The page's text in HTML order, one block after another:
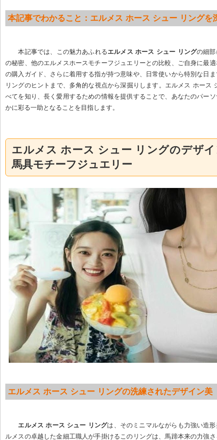
本記事でわかること：エルメス ホース シュー リングを
本記事では、この魅力あふれるエルメス ホース シュー リングの細
の秘密、他のエルメスホースモチーフジュエリーとの比較、ご自身に最
の購入ガイド、さらに着用する指が持つ意味や、日常使いから特別な日
リングのヒントまで、多角的な視点から深掘りします。エルメス ホース
べてを知り、長く愛用するための情報を提供することで、あなたのパー
かに彩る一助となることを目指します。
エルメス ホース シュー リングのデザ
馬具モチーフジュエリー
エルメス ホース シュー リングの洗練されたデザイン美
エルメス ホース シュー リングは、そのミニマルながらも力強い造
ルメスの卓越した金細工職人が手掛けるこのリングは、馬蹄本来の力強